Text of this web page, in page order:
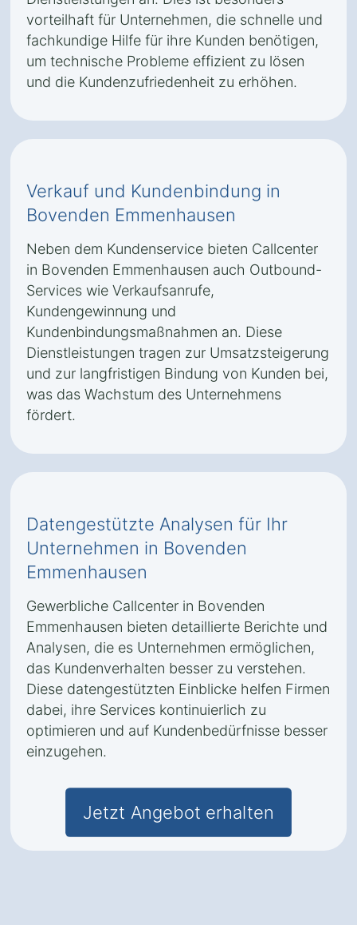
vorteilhaft für Unternehmen, die schnelle und
fachkundige Hilfe für ihre Kunden benötigen,
um technische Probleme effizient zu lösen
und die Kundenzufriedenheit zu erhöhen.
Verkauf und Kundenbindung in
Bovenden Emmenhausen
Neben dem Kundenservice bieten Callcenter
in Bovenden Emmenhausen auch Outbound-
Services wie Verkaufsanrufe,
Kundengewinnung und
Kundenbindungsmaßnahmen an. Diese
Dienstleistungen tragen zur Umsatzsteigerung
und zur langfristigen Bindung von Kunden bei,
was das Wachstum des Unternehmens
fördert.
Datengestützte Analysen für Ihr
Unternehmen in Bovenden
Emmenhausen
Gewerbliche Callcenter in Bovenden
Emmenhausen bieten detaillierte Berichte und
Analysen, die es Unternehmen ermöglichen,
das Kundenverhalten besser zu verstehen.
Diese datengestützten Einblicke helfen Firmen
dabei, ihre Services kontinuierlich zu
optimieren und auf Kundenbedürfnisse besser
einzugehen.
Jetzt Angebot erhalten